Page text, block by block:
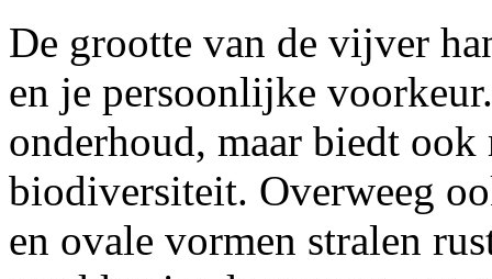
De grootte van de vijver
en je persoonlijke
onderhoud, maar biedt
biodiversiteit. Overweeg
en ovale vormen stralen